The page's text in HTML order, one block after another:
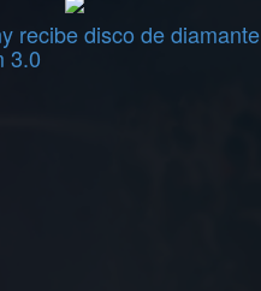
recibe disco de diamante
3.0